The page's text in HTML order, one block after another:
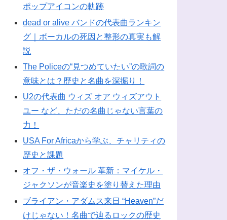
ポップアイコンの軌跡
dead or alive バンドの代表曲ランキン
グ｜ボーカルの死因と整形の真実も解
説
The Policeの“見つめていたい”の歌詞の
意味とは？歴史と名曲を深掘り！
U2の代表曲 ウィズ オア ウィズアウト
ユー など、ただの名曲じゃない言葉の
力！
USA For Africaから学ぶ、チャリティの
歴史と課題
オフ・ザ・ウォール 革新：マイケル・
ジャクソンが音楽史を塗り替えた理由
ブライアン・アダムス来日 “Heaven”だ
けじゃない！名曲で辿るロックの歴史